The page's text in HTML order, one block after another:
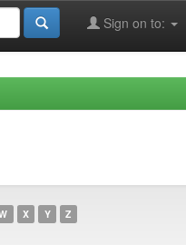
Sign on to:
X Y Z